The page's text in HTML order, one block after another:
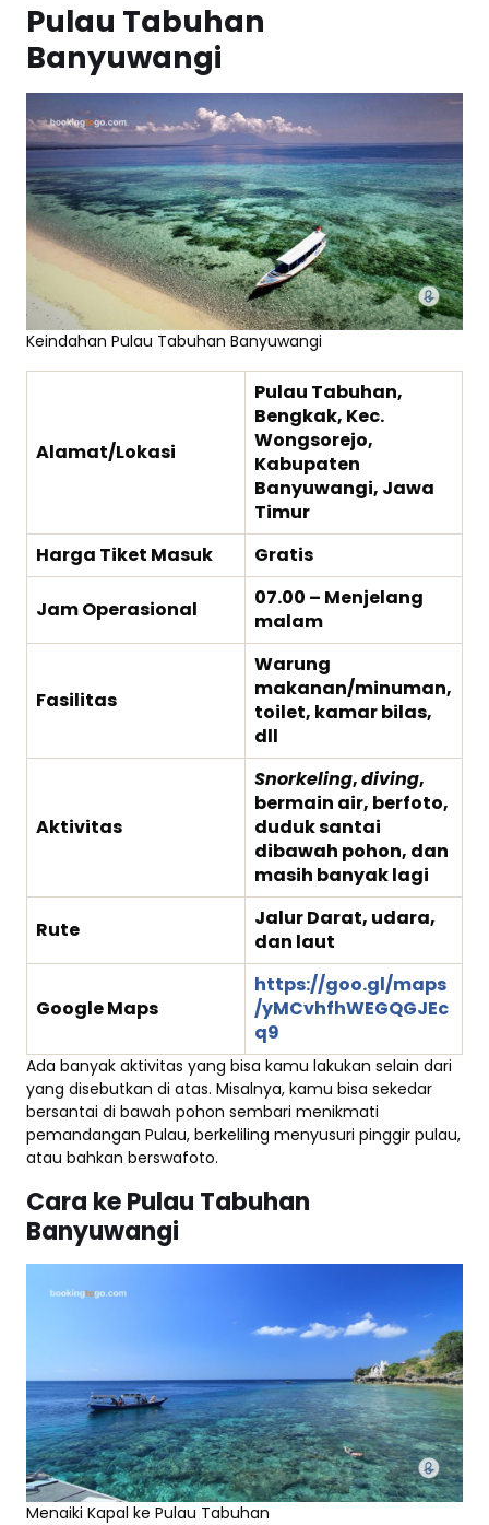
Pulau Tabuhan
Banyuwangi
Keindahan Pulau Tabuhan Banyuwangi
Alamat/Lokasi
Pulau Tabuhan,
Bengkak, Kec.
Wongsorejo,
Kabupaten
Banyuwangi, Jawa
Timur
Harga Tiket Masuk
Gratis
Jam Operasional
07.00 – Menjelang
malam
Fasilitas
Warung
makanan/minuman,
toilet, kamar bilas,
dll
Aktivitas
Snorkeling,diving,
bermain air, berfoto,
duduk santai
dibawah pohon, dan
masih banyak lagi
Rute
Jalur Darat, udara,
dan laut
Google Maps
https://goo.gl/maps
/yMCvhfhWEGQGJEc
q9
Ada banyak aktivitas yang bisa kamu lakukan selain dari
yang disebutkan di atas. Misalnya, kamu bisa sekedar
bersantai di bawah pohon sembari menikmati
pemandangan Pulau, berkeliling menyusuri pinggir pulau,
atau bahkan berswafoto.
Cara ke Pulau Tabuhan
Banyuwangi
Menaiki Kapal ke Pulau Tabuhan